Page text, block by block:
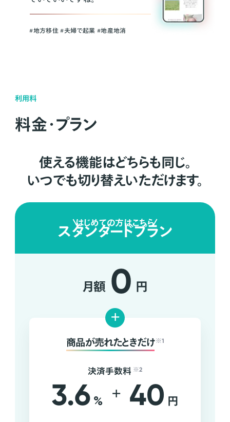
#地方移住 #夫婦で起業 #地産地消
利用料
料金・プラン
使える機能はどちらも同じ。
いつでも切り替えいただけます。
はじめての方はこちら
スタンダードプラン
月額 0 円
+
商品が売れたときだけ ※1
決済手数料 ※2
3.6 % + 40 円